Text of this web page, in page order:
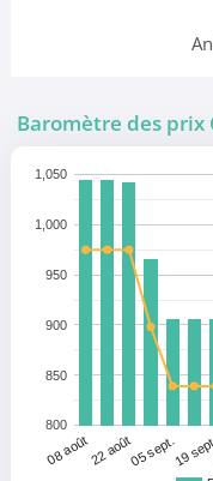
Baromètre des prix
08 août22 août05 sept.19
800
850
900
950
1,000
1,050